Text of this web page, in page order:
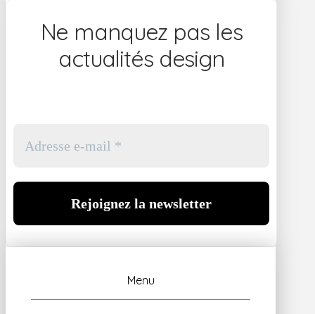
Ne manquez pas les
actualités design
Menu